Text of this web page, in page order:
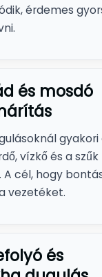
érdemes
és mosdó
gyakori
vízkő és a szűk
cél, hogy
vezetéket.
és